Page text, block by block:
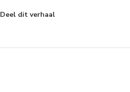
Deel dit verhaal